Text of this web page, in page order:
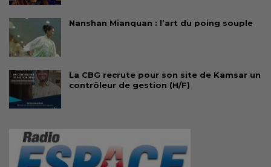
Nanshan Mianquan : l’art du poing souple
La CBG recrute pour son site de Kamsar un
contrôleur de gestion (H/F)